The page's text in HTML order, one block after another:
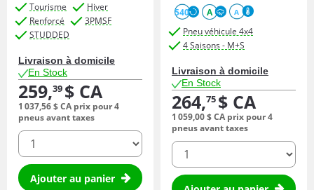
Tourisme
Hiver
Renforcé
3PMSF
STUDDED
Livraison à domicile
En Stock
259,39 $ CA
1 037,56$ CA prix pour 4
pneus avant taxes
quantité
Ajouter au panier
540 A A
Pneu véhicule 4x4
4 Saisons - M+S
Livraison à domicile
En Stock
264,75 $ CA
1 059,00$ CA prix pour 4
pneus avant taxes
quantité